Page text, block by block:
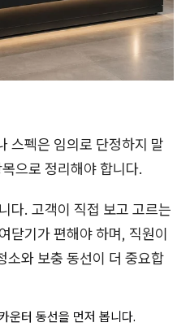
스펙은 임의로 단정하지 말
으로 정리해야 합니다.
다. 고객이 직접 보고 고르는
닫기가 편해야 하며, 직원이
소와 보충 동선이 더 중요합
운터 동선을 먼저 봅니다.